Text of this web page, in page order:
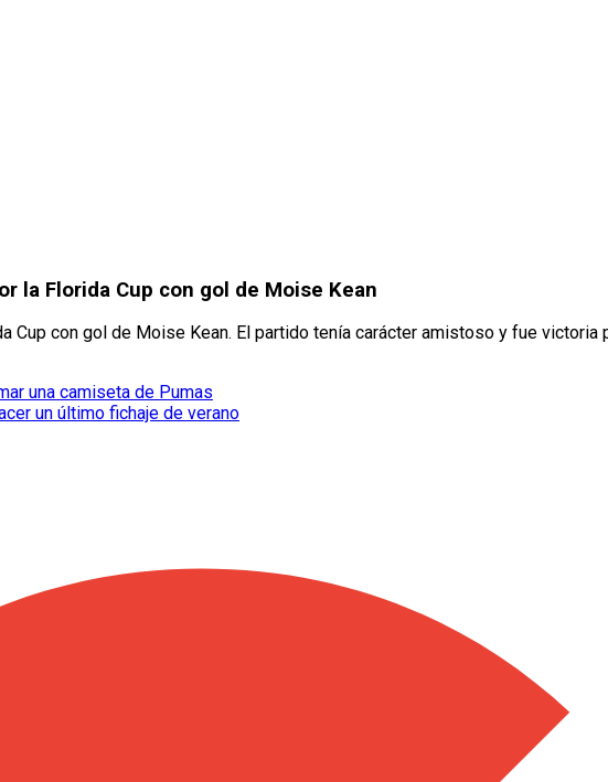
la Florida Cup con gol de Moise Kean
Cup con gol de Moise Kean. El partido tenía carácter amistoso y fue victoria
una camiseta de Pumas
un último fichaje de verano